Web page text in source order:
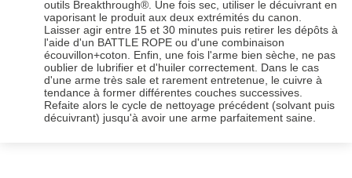
outils Breakthrough®. Une fois sec, utiliser le décuivrant en
vaporisant le produit aux deux extrémités du canon.
Laisser agir entre 15 et 30 minutes puis retirer les dépôts à
l'aide d'un BATTLE ROPE ou d'une combinaison
écouvillon+coton. Enfin, une fois l'arme bien sèche, ne pas
oublier de lubrifier et d'huiler correctement. Dans le cas
d'une arme très sale et rarement entretenue, le cuivre à
tendance à former différentes couches successives.
Refaite alors le cycle de nettoyage précédent (solvant puis
décuivrant) jusqu'à avoir une arme parfaitement saine.